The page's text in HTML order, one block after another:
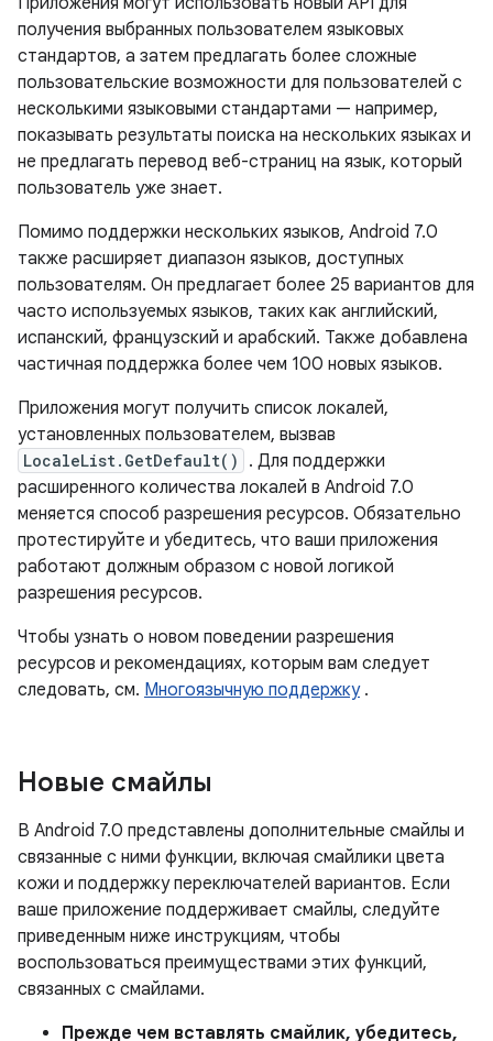
получения выбранных пользователем языковых
стандартов, а затем предлагать более сложные
пользовательские возможности для пользователей с
несколькими языковыми стандартами — например,
показывать результаты поиска на нескольких языках и
не предлагать перевод веб-страниц на язык, который
пользователь уже знает.
Помимо поддержки нескольких языков, Android 7.0
также расширяет диапазон языков, доступных
пользователям. Он предлагает более 25 вариантов для
часто используемых языков, таких как английский,
испанский, французский и арабский. Также добавлена ​​
частичная поддержка более чем 100 новых языков.
Приложения могут получить список локалей,
установленных пользователем, вызвав
LocaleList.GetDefault()
. Для поддержки
расширенного количества локалей в Android 7.0
меняется способ разрешения ресурсов. Обязательно
протестируйте и убедитесь, что ваши приложения
работают должным образом с новой логикой
разрешения ресурсов.
Чтобы узнать о новом поведении разрешения
ресурсов и рекомендациях, которым вам следует
следовать, см. Многоязычную поддержку.
Новые смайлы
В Android 7.0 представлены дополнительные смайлы и
связанные с ними функции, включая смайлики цвета
кожи и поддержку переключателей вариантов. Если
ваше приложение поддерживает смайлы, следуйте
приведенным ниже инструкциям, чтобы
воспользоваться преимуществами этих функций,
связанных с смайлами.
Прежде чем вставлять смайлик, убедитесь,